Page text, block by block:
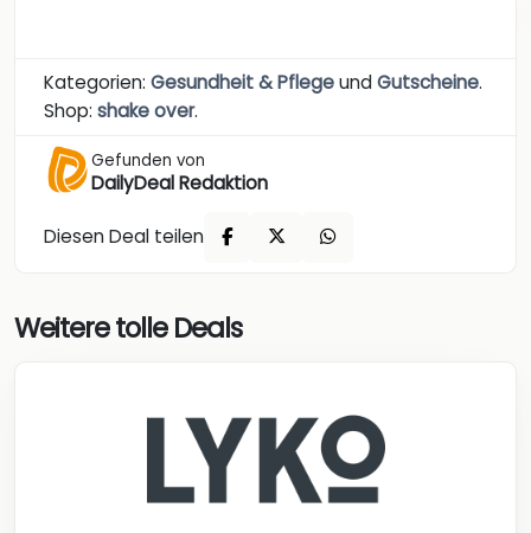
Kategorien: Gesundheit & PflegeundGutscheine.
Shop: shake over.
Gefunden von
DailyDeal Redaktion
Diesen Deal teilen
Weitere tolle Deals